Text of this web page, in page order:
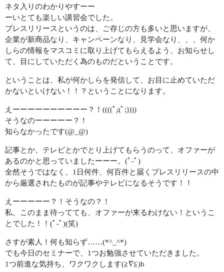
LINEでご予約
LINE
お問い合わせ
ネタ入りのわかりやすーー
ーいとても楽しい講習会でした。
プレスリリースというのは、ご存じの方も多いと思いますが、
企業が新商品なり、キャンペーンなり、見学会なり、、、何か
しらの情報をマスコミに取り上げてもらえるよう、お知らせし
て、目にしていただく為のものだということです。
ということは、私が何かしらを発信して、お目に止めていただ
かないといけない！！？ということになります。
えーーーーーーーーーー？！((((ﾟдﾟ;))))
そうなのーーーーー？！
知らなかったです(@_@)
記事とか、テレビとかでとり上げてもらうのって、オファーが
あるのかと思っていましたーーー。(ﾟ-ﾟ)
全然そうではなく、1日何件、何百件と届くプレスリリースの中
から厳選されたものが記事やテレビになるそうです！！
えーーーーー？！そうなの？！
私、このまま待ってても、オファーが来るわけない！というこ
とでした！！(ﾟ-ﾟ)(笑)
さすが素人！何も知らず……(*^_^*)
でも今日のセミナーで、1つお勉強させていただきました。
1つ前進な気持ち、ワクワクします(≧∇≦)b